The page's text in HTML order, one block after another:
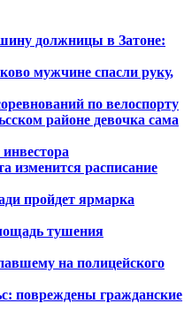
должницы в Затоне:
мужчине спасли руку,
по велоспорту
районе девочка сама
изменится расписание
пройдет ярмарка
тушения
на полицейского
повреждены гражданские